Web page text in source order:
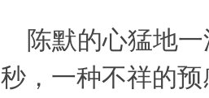
陈默的心猛地一
秒，一种不祥的